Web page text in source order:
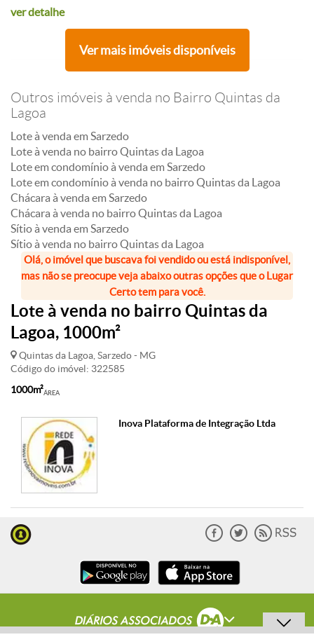
ver detalhe
Ver mais imóveis disponíveis
Outros imóveis à venda no Bairro Quintas da
Lagoa
Lote à venda em Sarzedo
Lote à venda no bairro Quintas da Lagoa
Lote em condomínio à venda em Sarzedo
Lote em condomínio à venda no bairro Quintas da Lagoa
Chácara à venda em Sarzedo
Chácara à venda no bairro Quintas da Lagoa
Sítio à venda em Sarzedo
Sítio à venda no bairro Quintas da Lagoa
Olá, o imóvel que buscava foi vendido ou está indisponível,
mas não se preocupe veja abaixo outras opções que o Lugar
Certo tem para você.
Lote à venda no bairro Quintas da
Lagoa, 1000m²
Quintas da Lagoa, Sarzedo - MG
Código do imóvel: 322585
ÁREA
1000m²
Inova Plataforma de Integração Ltda